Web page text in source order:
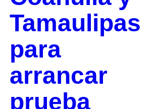
Tamaulipas
para
arrancar
prueba